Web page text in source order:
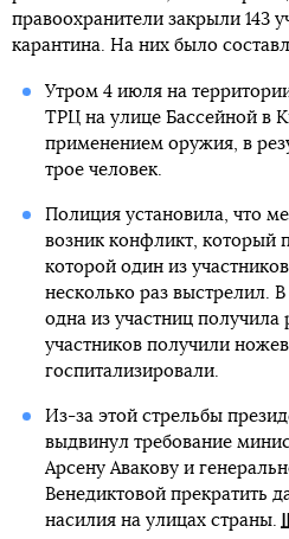
правоохранители закрыли 143
карантина. На них было
Утром 4 июля на
ТРЦ на улице Бассейной в
применением оружия, в
трое человек.
Полиция установила, что
возник конфликт, который
которой один из
несколько раз выстрелил.
одна из участниц
участников получили
госпитализировали.
Из-за этой стрельбы
выдвинул требование
Арсену Авакову и
Венедиктовой прекратить
насилия на улицах страны.